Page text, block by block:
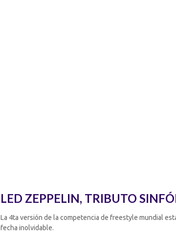
LED ZEPPELIN, TRIBUTO
La 4ta versión de la competencia de freestyle mundial
fecha inolvidable.